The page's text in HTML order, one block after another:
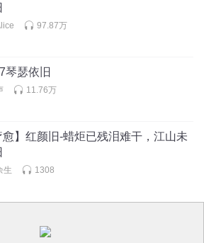
97.87万
琴瑟依旧
11.76万
愈】红颜旧-蜡炬已残泪难干，江山未
生 1308